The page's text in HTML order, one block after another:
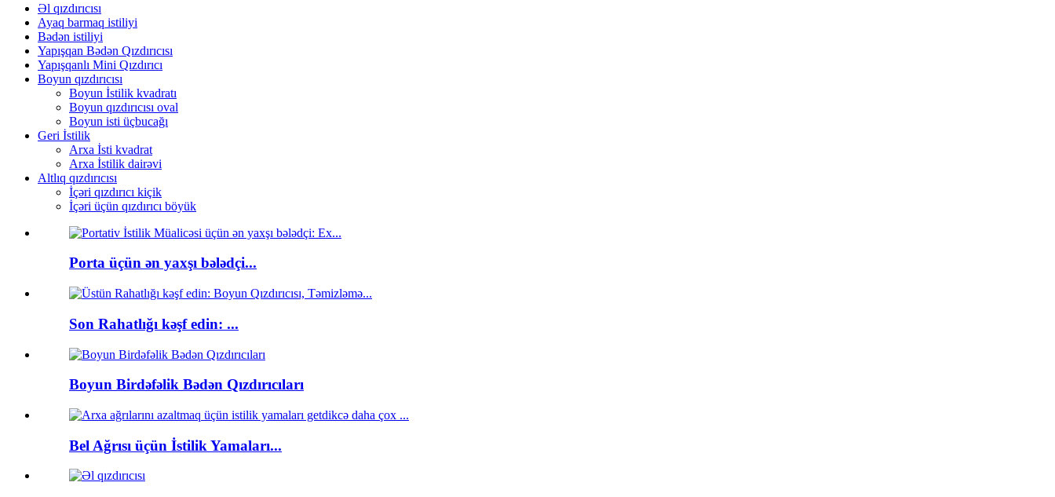
Əl qızdırıcısı
Ayaq barmaq istiliyi
Bədən istiliyi
Yapışqan Bədən Qızdırıcısı
Yapışqanlı Mini Qızdırıcı
Boyun qızdırıcısı
Boyun İstilik kvadratı
Boyun qızdırıcısı oval
Boyun isti üçbucağı
Geri İstilik
Arxa İsti kvadrat
Arxa İstilik dairəvi
Altlıq qızdırıcısı
İçəri qızdırıcı kiçik
İçəri üçün qızdırıcı böyük
Porta üçün ən yaxşı bələdçi...
Son Rahatlığı kəşf edin: ...
Boyun Birdəfəlik Bədən Qızdırıcıları
Bel Ağrısı üçün İstilik Yamaları...